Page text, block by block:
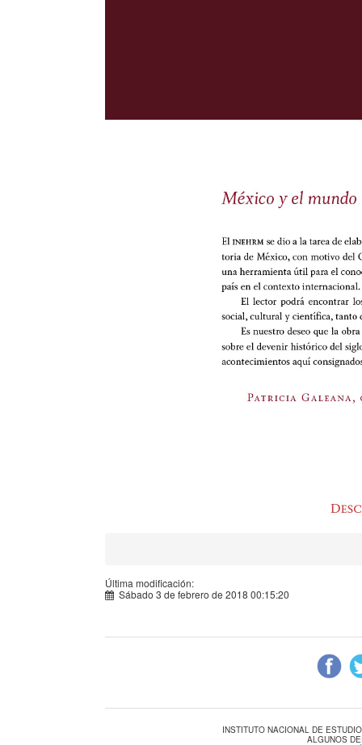
Última modificación:
Sábado 3 de febrero de 2018 00:15:20
INSTITUTO NACIONAL DE
ALGUNOS